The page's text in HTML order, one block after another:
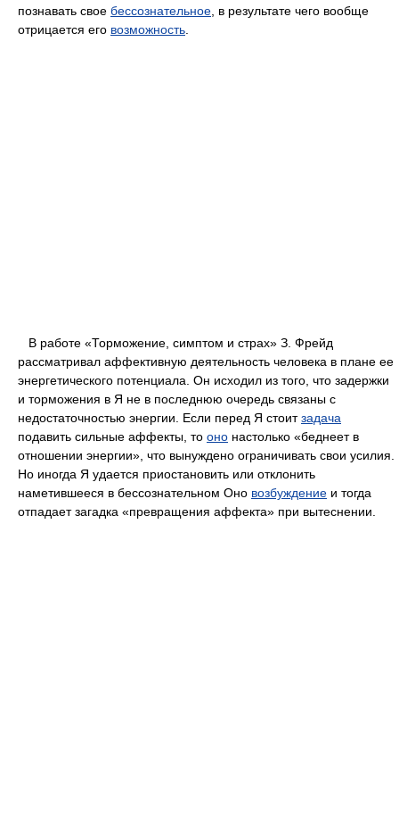
познавать свое бессознательное , в результате чего вообще
отрицается его возможность
В работе «Торможение, симптом и страх» З. Фрейд
рассматривал аффективную деятельность человека в плане ее
энергетического потенциала. Он исходил из того, что задержки
и торможения в Я не в последнюю очередь связаны с
недостаточностью энергии. Если перед Я стоитзадача
подавить сильные аффекты, то оно настолько «беднеет в
отношении энергии», что вынуждено ограничивать свои усилия.
Но иногда Я удается приостановить или отклонить
наметившееся в бессознательном Оно возбуждение и тогда
отпадает загадка «превращения аффекта» при вытеснении.